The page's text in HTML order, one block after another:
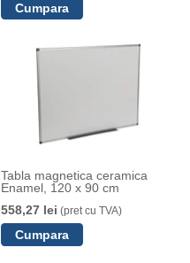
Tabla magnetica ceramica
Enamel, 120 x 90 cm
558,27 lei (pret cu TVA)